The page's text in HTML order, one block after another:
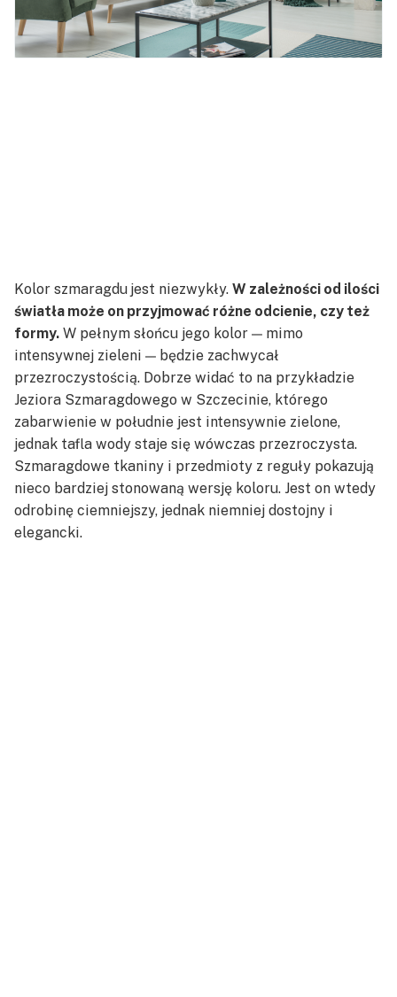
Kolor szmaragdu jest niezwykły. W zależności od ilości
światła może on przyjmować różne odcienie, czy też
formy. W pełnym słońcu jego kolor — mimo
intensywnej zieleni — będzie zachwycał
przezroczystością. Dobrze widać to na przykładzie
Jeziora Szmaragdowego w Szczecinie, którego
zabarwienie w południe jest intensywnie zielone,
jednak tafla wody staje się wówczas przezroczysta.
Szmaragdowe tkaniny i przedmioty z reguły pokazują
nieco bardziej stonowaną wersję koloru. Jest on wtedy
odrobinę ciemniejszy, jednak niemniej dostojny i
elegancki.